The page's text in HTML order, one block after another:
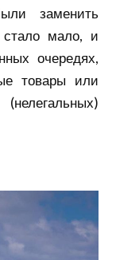
заменить
мало, и
очередях,
товары или
(нелегальных)